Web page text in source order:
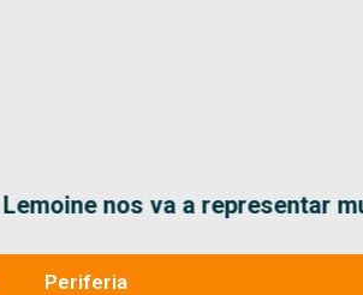
Lemoine nos va a representar
Periferia